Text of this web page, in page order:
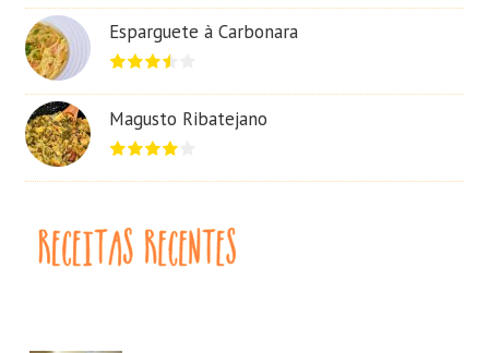
Esparguete à Carbonara
Magusto Ribatejano